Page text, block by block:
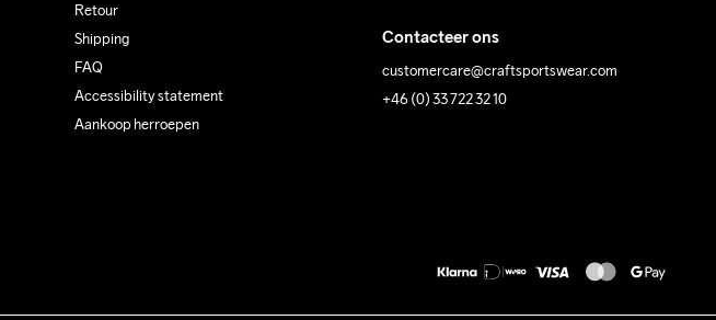
Retour
Shipping
FAQ
Accessibility statement
Aankoop herroepen
Contacteer ons
customercare@craftsportswear.com
+46 (0) 33 722 32 10